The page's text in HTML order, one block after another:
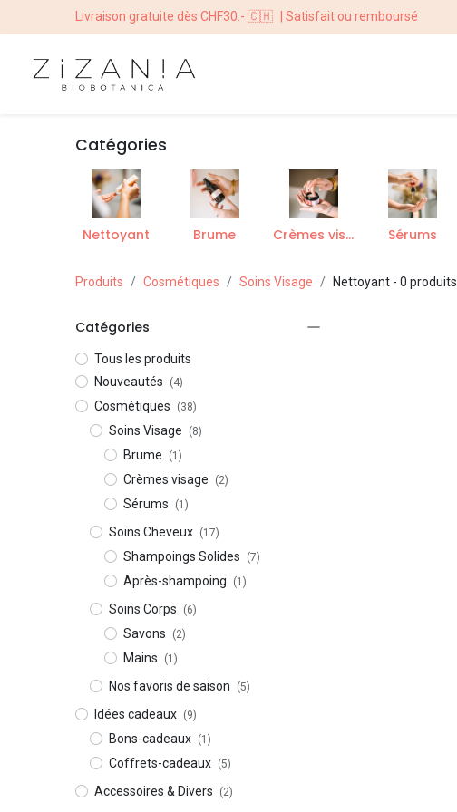
Livraison gratuite dès CHF30.- 🇨🇭 | Satisfait ou remboursé
Catégories
Nettoyant Brume Crèmes visage Sérums
Produits Cosmétiques Soins Visage Nettoyant- 0 produits
Catégories
Tous les produits
Nouveautés
(4)
Cosmétiques (38)
Soins Visage (8)
Brume (1)
Crèmes visage (2)
Sérums (1)
Soins Cheveux (17)
Shampoings Solides (7)
Après-shampoing (1)
Soins Corps (6)
Savons (2)
Mains (1)
Nos favoris de saison (5)
Idées cadeaux (9)
Bons-cadeaux (1)
Coffrets-cadeaux (5)
Accessoires & Divers (2)